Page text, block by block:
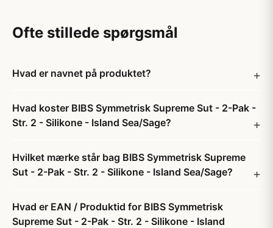
Ofte stillede spørgsmål
Hvad er navnet på produktet?
Hvad koster BIBS Symmetrisk Supreme Sut - 2-Pak -
Str. 2 - Silikone - Island Sea/Sage?
Hvilket mærke står bag BIBS Symmetrisk Supreme
Sut - 2-Pak - Str. 2 - Silikone - Island Sea/Sage?
Hvad er EAN / Produktid for BIBS Symmetrisk
Supreme Sut - 2-Pak - Str. 2 - Silikone - Island